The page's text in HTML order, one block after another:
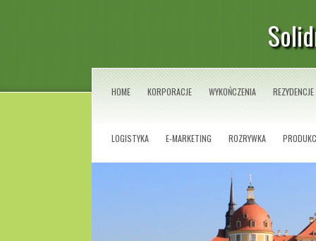
HOME KORPORACJE WYKOŃCZENIA REZYDENCJE
LOGISTYKA E-MARKETING ROZRYWKA